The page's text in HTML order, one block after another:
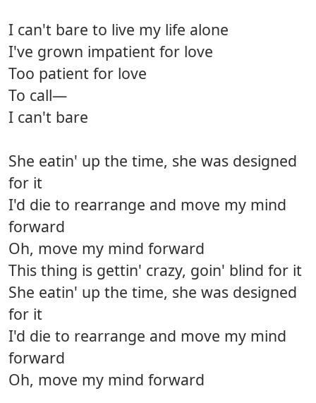
I can't bare to live my life alone
I've grown impatient for love
Too patient for love
To call—
I can't bare
She eatin' up the time, she was designed
for it
I'd die to rearrange and move my mind
forward
Oh, move my mind forward
This thing is gettin' crazy, goin' blind for it
She eatin' up the time, she was designed
for it
I'd die to rearrange and move my mind
forward
Oh, move my mind forward